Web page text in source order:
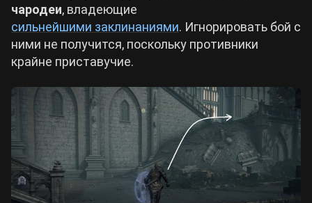
чародеи, владеющие
сильнейшими заклинаниями. Игнорировать бой с
ними не получится, поскольку противники
крайне приставучие.